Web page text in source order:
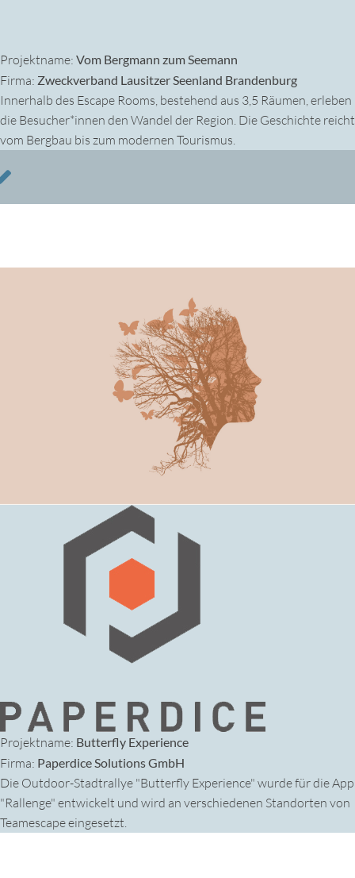
Projektname: Vom Bergmann zum Seemann
Firma: Zweckverband Lausitzer Seenland Brandenburg
Innerhalb des Escape Rooms, bestehend aus 3,5 Räumen, erleben
die Besucher*innen den Wandel der Region. Die Geschichte reicht
vom Bergbau bis zum modernen Tourismus.
Projektname: Butterfly Experience
Firma: Paperdice Solutions GmbH
Die Outdoor-Stadtrallye "Butterfly Experience" wurde für die App
"Rallenge" entwickelt und wird an verschiedenen Standorten von
Teamescape eingesetzt.